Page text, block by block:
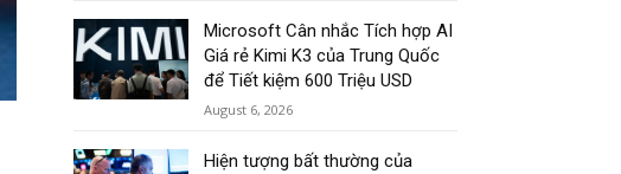
Microsoft Cân nhắc Tích hợp AI
Giá rẻ Kimi K3 của Trung Quốc
để Tiết kiệm 600 Triệu USD
August 6, 2026
Hiện tượng bất thường của